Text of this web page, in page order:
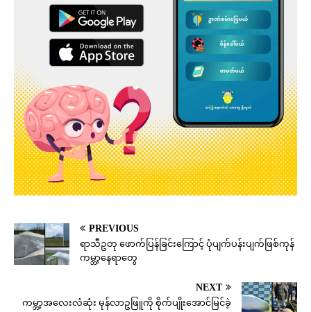
PREVIOUS
ရာသီဥတု ဖောက်ပြန်ခြင်းကြောင့် ပုံပျက်ပန်းပျက်ဖြစ်ကုန်
ကမ္ဘာ့နေရာတွေ
NEXT
ကမ္ဘာ့အလေးလံဆုံး မုန်လာဥဖြူကို စိုက်ပျိုးအောင်မြင်ခဲ့